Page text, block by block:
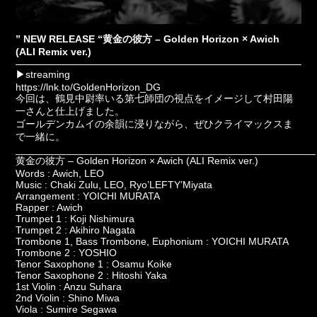
” NEW RELEASE “黄金の彼方 – Golden Horizon × Awich
(ALI Remix ver.)
▶︎streaming
https://lnk.to/GoldenHorizon_DG
今回は、鶴見中尉率いる第七師団の視点をイメージして村田陽
一さんと仕上げました。
ゴールデンカムイの余韻に浸りながら、ぜひクライマックスま
で一緒に。
黄金の彼方 – Golden Horizon × Awich (ALI Remix ver.)
Words : Awich, LEO
Music : Chaki Zulu, LEO, Ryo’LEFTY’Miyata
Arrangement : YOICHI MURATA
Rapper : Awich
Trumpet 1 : Koji Nishimura
Trumpet 2 : Akihiro Nagata
Trombone 1, Bass Trombone, Euphonium : YOICHI MURATA
Trombone 2 : YOSHIO
Tenor Saxophone 1 : Osamu Koike
Tenor Saxophone 2 : Hitoshi Yaka
1st Violin : Anzu Suhara
2nd Violin : Shino Miwa
Viola : Sumire Segawa